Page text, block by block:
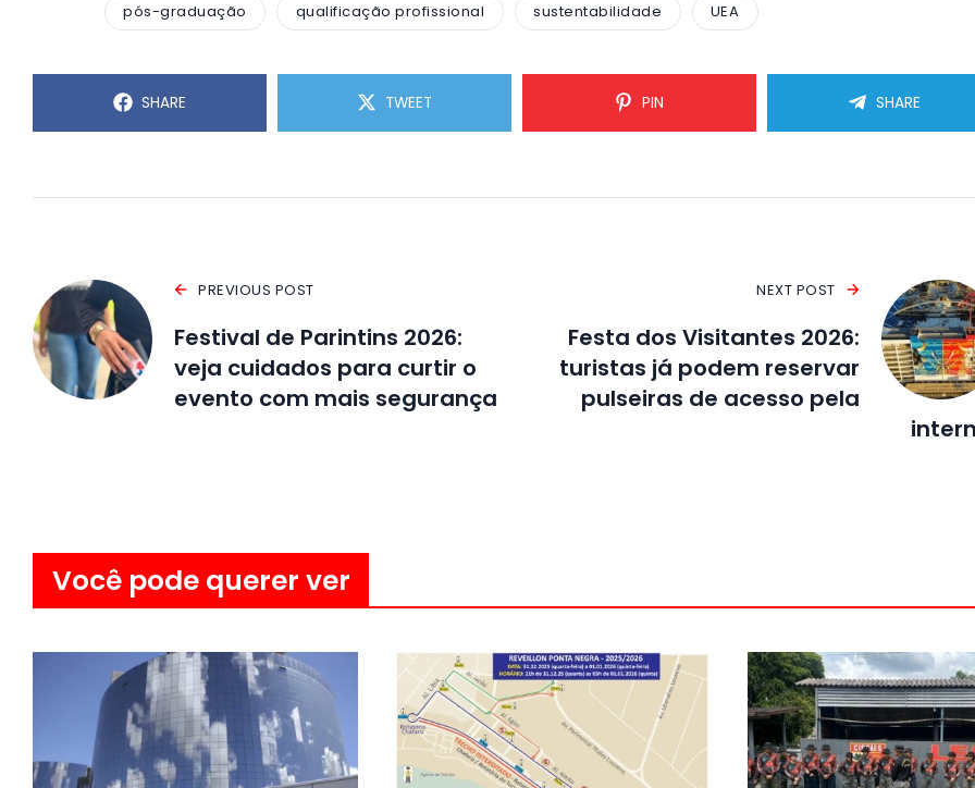
pós-graduação qualificação profissional sustentabilidade UEA
SHARE TWEET PIN SHARE
PREVIOUS POST
Festival de Parintins 2026:
veja cuidados para curtir o
evento com mais segurança
NEXT POST
Festa dos Visitantes 2026:
turistas já podem reservar
pulseiras de acesso pela
Você pode querer ver